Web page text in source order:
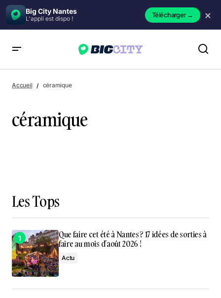
Big City Nantes
L'appli est dispo ! Télécharger→ ×
Accueil céramique
céramique
Les Tops
Que faire cet été à Nantes ? 17 idées de sorties à
faire au mois d’août 2026 !
Actu